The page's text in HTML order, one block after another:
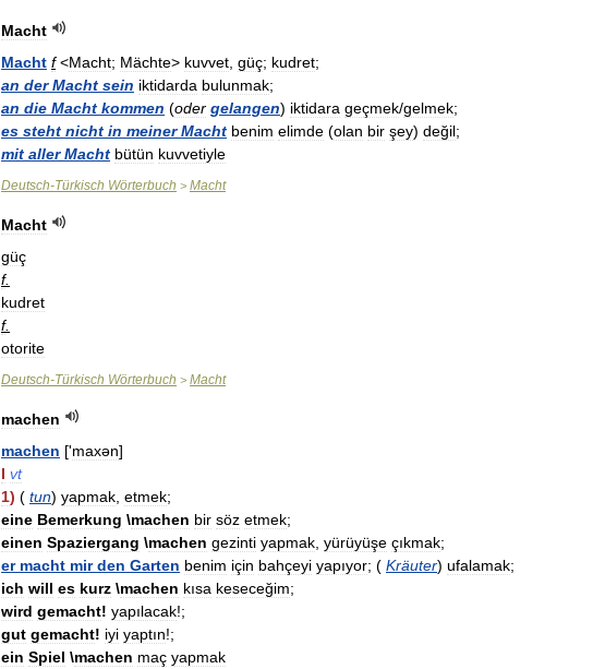
Macht
Macht f<Macht; Mächte> kuvvet güç; kudret;
an der Macht sein iktidarda bulunmak;
an die Macht kommen (oder gelangen) iktidara geçmek/gelmek;
es steht nicht in meiner Macht benim elimde (olan bir şey) değil;
mit aller Macht bütün kuvvetiyle
Deutsch-Türkisch Wörterbuch > Macht
Macht
güç
f.
kudret
f.
otorite
Deutsch-Türkisch Wörterbuch > Macht
machen
machen ['maxən]
I vt
1) ( tun) yapmak etmek;
eine Bemerkung \machen bir söz etmek;
einen Spaziergang \machen gezinti yapmak yürüyüşe çıkmak;
er macht mir den Garten benim için bahçeyi yapıyor; ( Kräuter) ufalamak;
ich will es kurz \machen kısa keseceğim;
wird gemacht! yapılacak!;
gut gemacht! iyi yaptın!;
ein Spiel \machen maç yapmak